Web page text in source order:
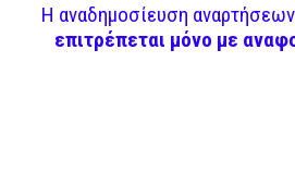
Η αναδημοσίευση
επιτρέπεται μόνο με